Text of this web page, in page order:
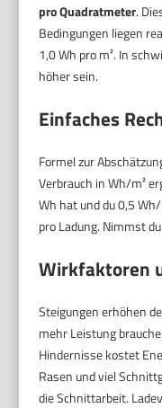
pro Quadratmeter.
Bedingungen liegen
1,0 Wh pro m². In
höher sein.
Einfaches
Formel zur
Verbrauch in Wh/m²
Wh hat und du 0,5
pro Ladung. Nimmst
Wirkfaktoren
Steigungen erhöhen
mehr Leistung
Hindernisse kostet
Rasen und viel
die Schnittarbeit.